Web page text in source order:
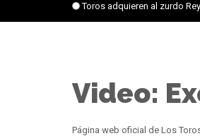
Toros adquieren al zurdo
Video:
Página web oficial de Los